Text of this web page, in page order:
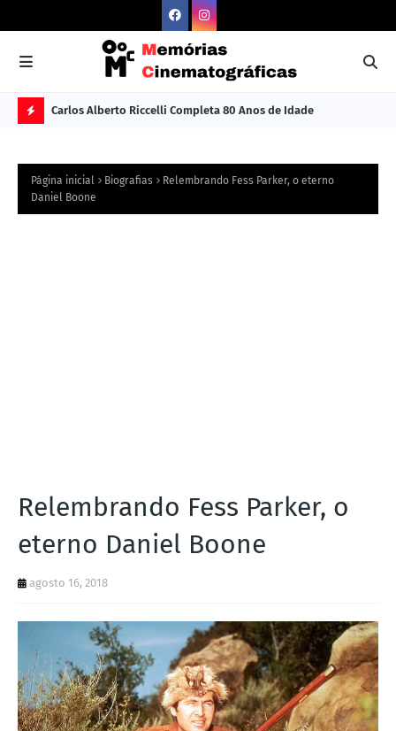
L
TI
M
Carlos Alberto Riccelli Completa 80 Anos de Idade
Página inicial Biografias
Relembrando Fess Parker, o eterno
Daniel Boone
Relembrando Fess Parker, o
eterno Daniel Boone
agosto 16, 2018